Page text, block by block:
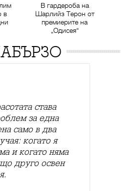
в
В гардероба на
Шарлийз Терон от
премиерите на
„Одисея“
става
за една
само в два
когато я
и когато няма
друго освен